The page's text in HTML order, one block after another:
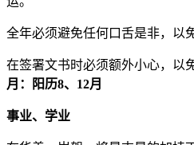
全年必须避免任何口舌是非，以
在签署文书时必须额外小心，以
月：阳历8、12月
事业、学业